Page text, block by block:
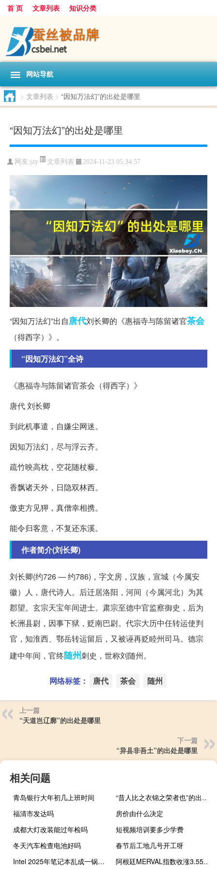
首 页 文章列表 知识分类
网站导航
> 文章列表 > “因知万法幻”的出处是哪里
“因知万法幻”的出处是哪里
网友:jzy 文章列表 2024-11-23 05:34:57
“因知万法幻”出自唐代刘长卿的《惠福寺与陈留诸官茶会
（得西字）》。
“因知万法幻”全诗
《惠福寺与陈留诸官茶会（得西字）》
唐代 刘长卿
到此机事遣，自嫌尘网迷。
因知万法幻，尽与浮云齐。
疏竹映高枕，空花随杖藜。
香飘诸天外，日隐双林西。
傲吏方见狎，真僧幸相携。
能令归客意，不复还东溪。
作者简介(刘长卿)
刘长卿(约726 — 约786)，字文房，汉族，宣城（今属安
徽）人，唐代诗人。后迁居洛阳，河间（今属河北）为其
郡望。玄宗天宝年间进士。肃宗至德中官监察御史，后为
长洲县尉，因事下狱，贬南巴尉。代宗大历中任转运使判
官，知淮西、鄂岳转运留后，又被诬再贬睦州司马。德宗
建中年间，官终随州刺史，世称刘随州。
网络标签： 唐代 茶会 随州
上一篇
“天道岂辽廓”的出处是哪里
下一篇
“异县非吾土”的出处是哪里
相关问题
青岛银行大年初几上班时间
“昔人比之衣锦之荣者也”的出处是哪里
福清市发达吗
房价由什么决定
成都大灯改装能过年检吗
短视频培训要多少学费
冬天汽车检查电池好吗
春节后工地几号开工呀
Intel 2025年笔记本乱成一锅粥：居然“四代同堂”
阿根廷MERVAL指数收涨3.55%报49.7万点继续创收盘历史新高阿根廷央行宣布加息2100个基点以安抚大选后市场情绪指数随后一度涨至盘中历史新高51.3万点